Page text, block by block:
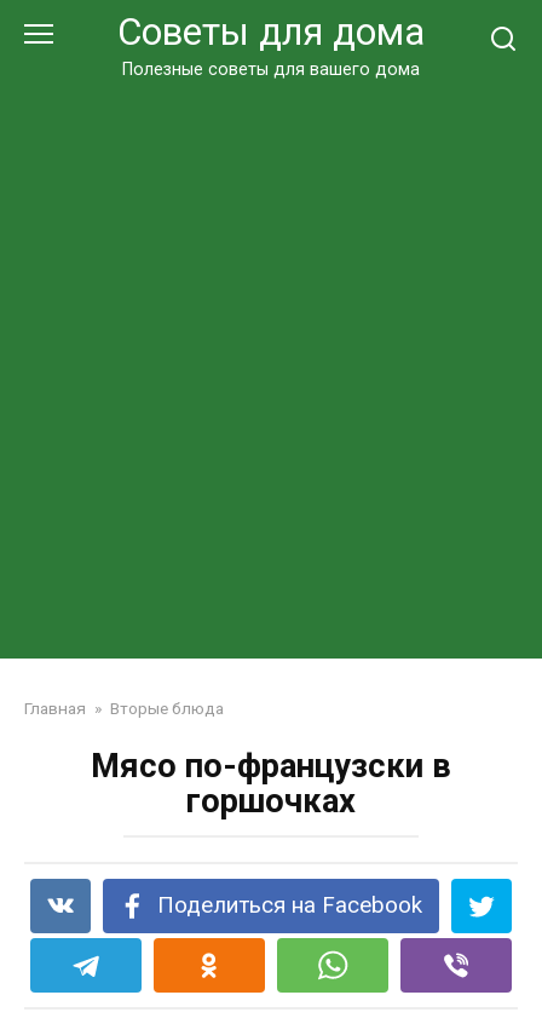
Советы для дома
Полезные советы для вашего дома
Главная » Вторые блюда
Мясо по-французски в
горшочках
Поделиться на Facebook